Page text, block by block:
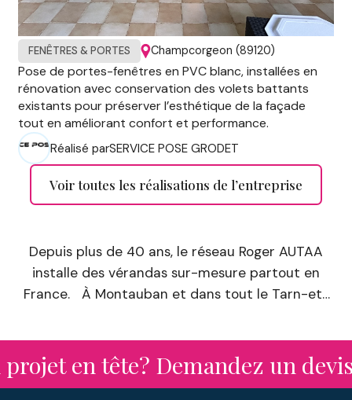
FENÊTRES & PORTES Champcorgeon (89120)
Pose de portes-fenêtres en PVC blanc, installées en
rénovation avec conservation des volets battants
existants pour préserver l’esthétique de la façade
tout en améliorant confort et performance.
Réalisé parSERVICE POSE GRODET
Voir toutes les réalisations de l’entreprise
Depuis plus de 40 ans, le réseau Roger AUTAA
installe des vérandas sur-mesure partout en
France. À Montauban et dans tout le Tarn-et-
vous accompagnent dans vos projets
d’extension avec des solutions personnalisées :
vérandas à toit plat, vérandas aluminium, abris
en tête? Demandez un devis à